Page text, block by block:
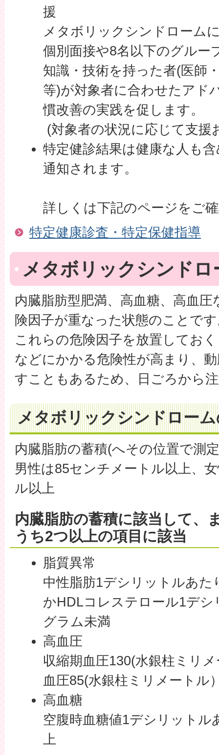
援
メタボリックシンドローム
個別面接や8名以下のグルー
知識・技術を持った者(医師
等)が対象者に合わせたアド
慣改善の実践を促します。
(対象者の状況に応じて支援
特定健診結果は健康な人も
通知されます。
詳しくは下記のページをご
特定健康診査・特定保健指導
メタボリックシンドロ
内臓脂肪型肥満、高血糖、高血
険因子が重なった状態のことで
これらの危険因子を放置してお
などにかかる危険性が高まり、
すこともあるため、日ごろから
メタボリックシンドロー
内臓脂肪の蓄積(へその位置で測
男性は85センチメートル以上、
ル以上
内臓脂肪の蓄積に該当して、
うち2つ以上の項目に該当
脂質異常
中性脂肪1デシリットルあた
かHDLコレステロール1デ
グラム未満
高血圧
収縮期血圧130(水銀柱ミリ
血圧85(水銀柱ミリメートル
高血糖
空腹時血糖値1デシリット
上